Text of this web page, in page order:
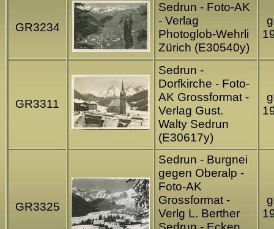
GR3234
Sedrun - Foto-AK
- Verlag
Photoglob-Wehrli
Zürich (E30540y)
GR3311
Sedrun -
Dorfkirche - Foto-
AK Grossformat -
Verlag Gust.
Walty Sedrun
(E30617y)
GR3325
Sedrun - Burgnei
gegen Oberalp -
Foto-AK
Grossformat -
Verlg L. Berther